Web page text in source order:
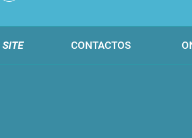
SITE CONTACTOS